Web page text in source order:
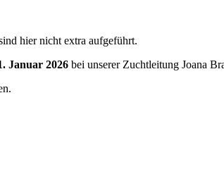
hier nicht extra aufgeführt.
Januar 2026 bei unserer Zuchtleitung Joana